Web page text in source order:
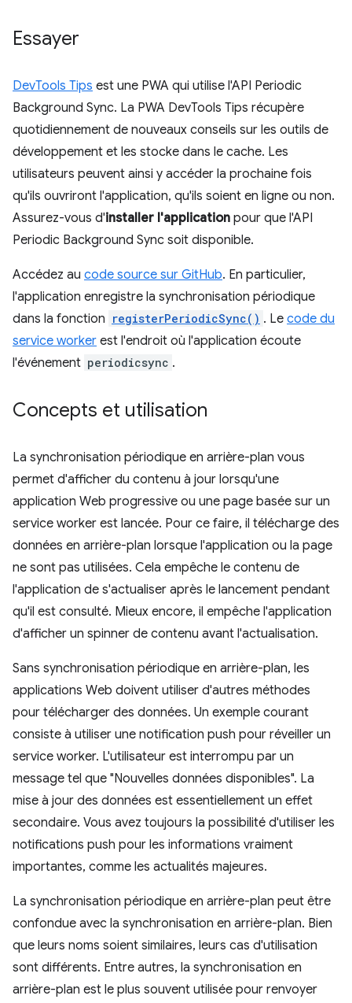
Essayer
DevTools Tips est une PWA qui utilise l'API Periodic
Background Sync. La PWA DevTools Tips récupère
quotidiennement de nouveaux conseils sur les outils de
développement et les stocke dans le cache. Les
utilisateurs peuvent ainsi y accéder la prochaine fois
qu'ils ouvriront l'application, qu'ils soient en ligne ou non.
Assurez-vous d'installer l'application pour que l'API
Periodic Background Sync soit disponible.
Accédez au code source sur GitHub. En particulier,
l'application enregistre la synchronisation périodique
dans la fonction registerPeriodicSync() . Le code du
service worker est l'endroit où l'application écoute
l'événement periodicsync .
Concepts et utilisation
La synchronisation périodique en arrière-plan vous
permet d'afficher du contenu à jour lorsqu'une
application Web progressive ou une page basée sur un
service worker est lancée. Pour ce faire, il télécharge des
données en arrière-plan lorsque l'application ou la page
ne sont pas utilisées. Cela empêche le contenu de
l'application de s'actualiser après le lancement pendant
qu'il est consulté. Mieux encore, il empêche l'application
d'afficher un spinner de contenu avant l'actualisation.
Sans synchronisation périodique en arrière-plan, les
applications Web doivent utiliser d'autres méthodes
pour télécharger des données. Un exemple courant
consiste à utiliser une notification push pour réveiller un
service worker. L'utilisateur est interrompu par un
message tel que "Nouvelles données disponibles". La
mise à jour des données est essentiellement un effet
secondaire. Vous avez toujours la possibilité d'utiliser les
notifications push pour les informations vraiment
importantes, comme les actualités majeures.
La synchronisation périodique en arrière-plan peut être
confondue avec la synchronisation en arrière-plan. Bien
que leurs noms soient similaires, leurs cas d'utilisation
sont différents. Entre autres, la synchronisation en
arrière-plan est le plus souvent utilisée pour renvoyer